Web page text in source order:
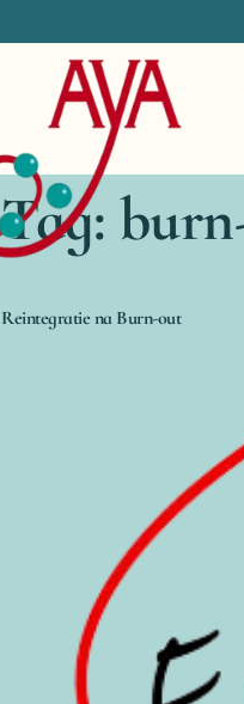
Tag:
Reintegratie na Burn-out